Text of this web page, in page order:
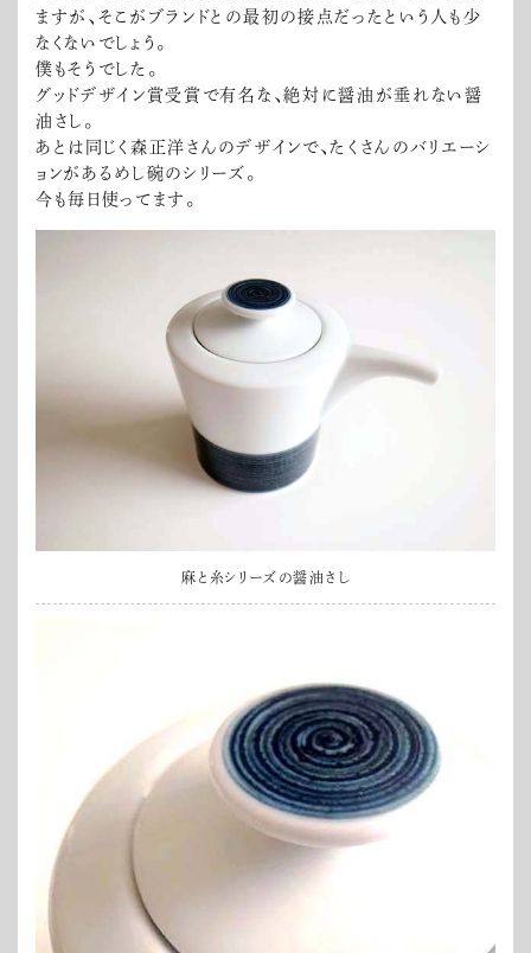
ますが、そこがブランドとの最初の接点だったという人も少
なくないでしょう。
僕もそうでした。
グッドデザイン賞受賞で有名な、絶対に醤油が垂れない醤
油さし。
あとは同じく森正洋さんのデザインで、たくさんのバリエーシ
ョンがあるめし碗のシリーズ。
今も毎日使ってます。
麻と糸シリーズの醤油さし